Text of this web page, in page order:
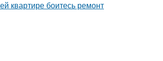
квартире боитесь ремонт